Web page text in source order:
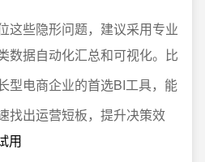
这些隐形问题，建议采用专业
数据自动化汇总和可视化。比
型电商企业的首选BI工具，能
找出运营短板，提升决策效
用